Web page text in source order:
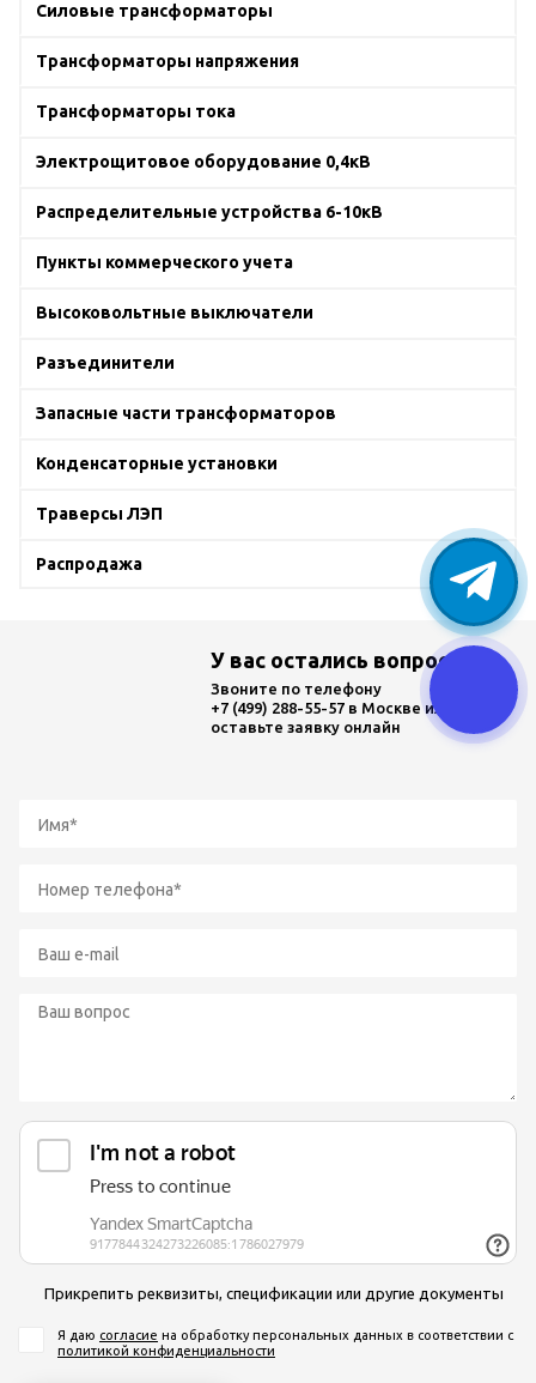
Силовые трансформаторы
Трансформаторы напряжения
Трансформаторы тока
Электрощитовое оборудование 0,4кВ
Распределительные устройства 6-10кВ
Пункты коммерческого учета
Высоковольтные выключатели
Разъединители
Запасные части трансформаторов
Конденсаторные установки
Траверсы ЛЭП
Распродажа
У вас остались вопросы?
Звоните по телефону
+7 (499) 288-55-57 в Москве или
оставьте заявку онлайн
Прикрепить реквизиты, спецификации или другие документы
Я даю согласие на обработку персональных данных в соответствии с
политикой конфиденциальности